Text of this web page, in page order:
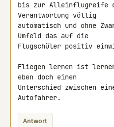
bis zur Alleinflugreife
Verantwortung völlig
automatisch und ohne
Umfeld das auf die
Flugschüler positiv
Fliegen lernen ist
eben doch einen
Unterschied zwischen
Autofahrer.
Antwort